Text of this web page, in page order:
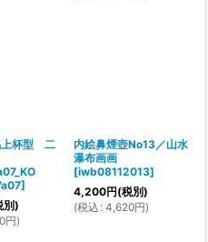
杯型 二
]
別)
円)
内絵鼻煙壺No13／山水
瀑布画画
[iwb08112013]
4,200円(税別)
(税込 : 4,620円)